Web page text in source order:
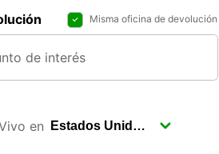
Misma oficina de devolución
en